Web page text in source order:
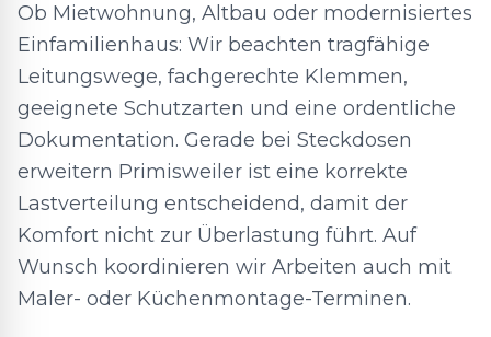
Ob Mietwohnung, Altbau oder modernisiertes
Einfamilienhaus: Wir beachten tragfähige
Leitungswege, fachgerechte Klemmen,
geeignete Schutzarten und eine ordentliche
Dokumentation. Gerade bei Steckdosen
erweitern Primisweiler ist eine korrekte
Lastverteilung entscheidend, damit der
Komfort nicht zur Überlastung führt. Auf
Wunsch koordinieren wir Arbeiten auch mit
Maler- oder Küchenmontage-Terminen.